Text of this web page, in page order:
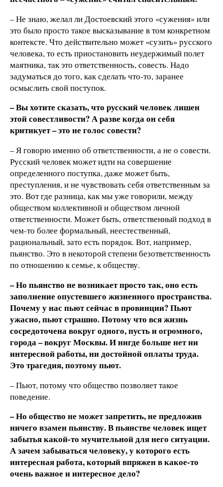
– Не знаю, желал ли Достоевский этого «сужения» или
это было просто такое высказывание в том конкретном
контексте. Что действительно может «сузить» русского
человека, то есть приостановить неудержимый полет
маятника, так это ответственность, совесть. Надо
задуматься до того, как сделать что-то, заранее
осмыслить свой поступок.
–Вы хотите сказать, что русский человек лишен
этой совестливости? А разве когда он себя
критикует– это не голос совести?
– Я говорю именно об ответственности, а не о совести.
Русский человек может идти на совершение
определенного поступка, даже может быть,
преступления, и не чувствовать себя ответственным за
это. Вот где разница, как мы уже говорили, между
обществом коллективной и обществом личной
ответственности. Может быть, ответственный подход в
чем-то более формальный, неестественный,
рациональный, зато есть порядок. Вот, например,
пьянство. Это в некоторой степени безответственность
по отношению к семье, к обществу.
–Но пьянство не возникаетпросто так, оно есть
заполнение опустевшего жизненного пространства.
Почему у нас пьют сейчас в провинции? Пьют
ужасно, пьют страшно. Потому что вся жизнь
сосредоточена вокруг одного, пусть и огромного,
города–вокруг Москвы.И нигде больше нет ни
интересной работы, ни достойной оплаты труда.
Это трагедия, поэтому пьют.
– Пьют, потому что общество позволяет такое
поведение.
–Но общество не может запретить, не предложив
ничего взамен пьянству. В пьянстве человек ищет
забытья какой-то мучительной для него ситуации.
А зачем забываться человеку, у которого есть
интересная работа, который впряжен в какое-то
очень важное и интересное дело?